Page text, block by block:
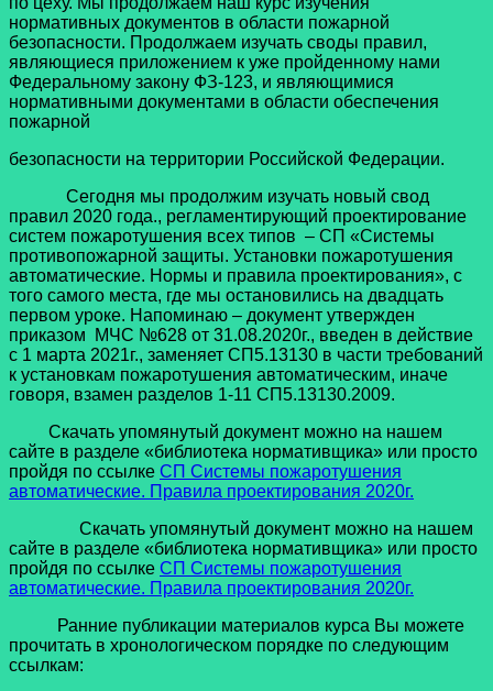
нормативных документов в области пожарной
безопасности. Продолжаем изучать своды правил,
являющиеся приложением к уже пройденному нами
Федеральному закону ФЗ-123, и являющимися
нормативными документами в области обеспечения
пожарной
безопасности на территории Российской Федерации.
Сегодня мы продолжим изучать новый свод
правил 2020 года., регламентирующий проектирование
систем пожаротушения всех типов – СП «Системы
противопожарной защиты. Установки пожаротушения
автоматические. Нормы и правила проектирования», с
того самого места, где мы остановились на двадцать
первом уроке. Напоминаю – документ утвержден
приказом МЧС №628 от 31.08.2020г., введен в действие
с 1 марта 2021г., заменяет СП5.13130 в части требований
к установкам пожаротушения автоматическим, иначе
говоря, взамен разделов 1-11 СП5.13130.2009.
Скачать упомянутый документ можно на нашем
сайте в разделе «библиотека нормативщика» или просто
пройдя по ссылке СП Системы пожаротушения
автоматические. Правила проектирования 2020г.
Скачать упомянутый документ можно на нашем
сайте в разделе «библиотека нормативщика» или просто
пройдя по ссылке СП Системы пожаротушения
автоматические. Правила проектирования 2020г.
Ранние публикации материалов курса Вы можете
прочитать в хронологическом порядке по следующим
ссылкам: